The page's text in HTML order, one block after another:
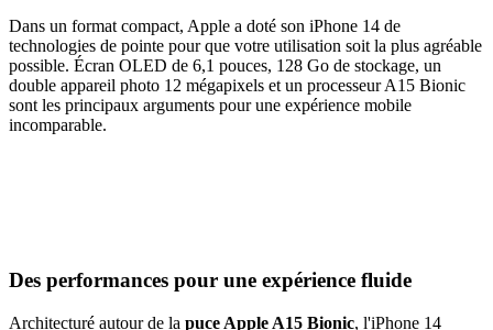
Dans un format compact, Apple a doté son iPhone 14 de
technologies de pointe pour que votre utilisation soit la plus agréable
possible. Écran OLED de 6,1 pouces, 128 Go de stockage, un
double appareil photo 12 mégapixels et un processeur A15 Bionic
sont les principaux arguments pour une expérience mobile
incomparable.
Des performances pour une expérience fluide
Architecturé autour de la puce Apple A15 Bionic, l'iPhone 14